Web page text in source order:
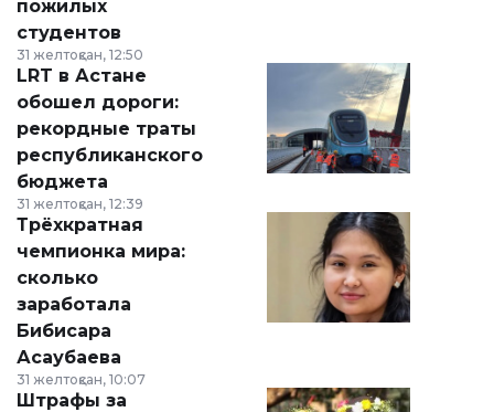
пожилых
студентов
31 желтоқсан, 12:50
LRT в Астане
обошел дороги:
рекордные траты
республиканского
бюджета
31 желтоқсан, 12:39
Трёхкратная
чемпионка мира:
сколько
заработала
Бибисара
Асаубаева
31 желтоқсан, 10:07
Штрафы за